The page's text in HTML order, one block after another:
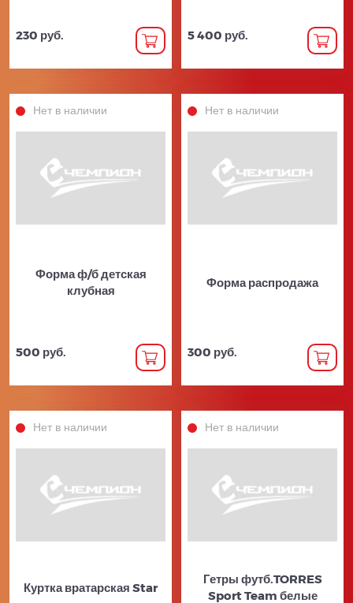
230 руб. 5 400 руб.
Нет в наличии
Форма ф/б детская
клубная
500 руб.
Нет в наличии
Форма распродажа
300 руб.
Нет в наличии
Куртка вратарская Star
Нет в наличии
Гетры футб.TORRES
Sport Team белые